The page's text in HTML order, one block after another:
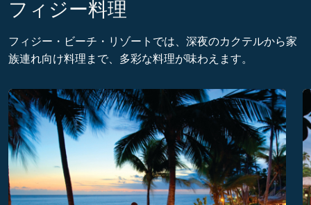
フィジー料理
フィジー・ビーチ・リゾートでは、深夜のカクテルから家
族連れ向け料理まで、多彩な料理が味わえます。